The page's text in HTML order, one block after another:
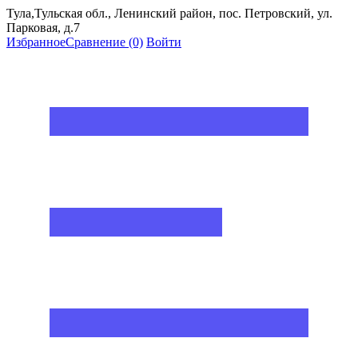
Тула,Тульская обл., Ленинский район, пос. Петровский, ул.
Парковая, д.7
ИзбранноеСравнение (0) Войти